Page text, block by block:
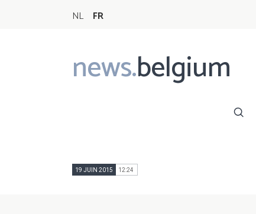
NL FR
news.belgium
Main
navigation
19 JUIN 2015 12:24